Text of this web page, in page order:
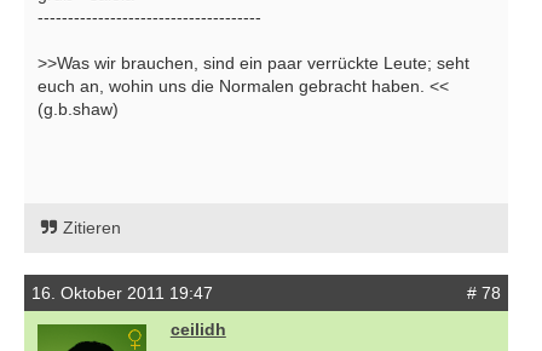
-------------------------------------
>>Was wir brauchen, sind ein paar verrückte Leute; seht
euch an, wohin uns die Normalen gebracht haben. <<
(g.b.shaw)
Zitieren
16. Oktober 2011 19:47
# 78
ceilidh